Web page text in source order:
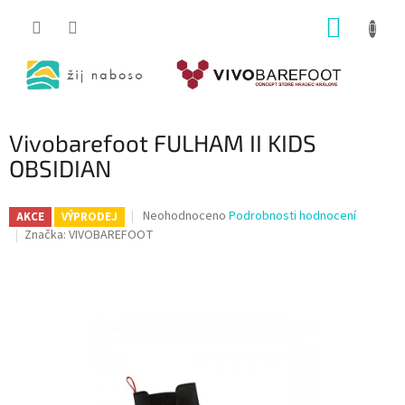
Vivobarefoot FULHAM II KIDS
OBSIDIAN
AKCE VÝPRODEJ
Průměrné
hodnocení
Neohodnoceno Podrobnosti hodnocení
Značka: VIVOBAREFOOT